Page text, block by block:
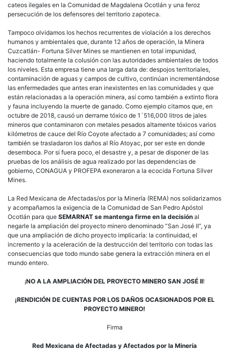
cateos ilegales en la Comunidad de Magdalena Ocotlán y una feroz
persecución de los defensores del territorio zapoteca.
Tampoco olvidamos los hechos recurrentes de violación a los derechos
humanos y ambientales que, durante 12 años de operación, la Minera
Cuzcatlán- Fortuna Silver Mines se mantienen en total impunidad,
haciendo totalmente la colusión con las autoridades ambientales de todos
los niveles. Esta empresa tiene una larga data de: despojos territoriales,
contaminación de aguas y campos de cultivo, continúan incrementándose
las enfermedades que antes eran inexistentes en las comunidades y que
están relacionadas a la operación minera, así como también a extinto flora
y fauna incluyendo la muerte de ganado. Como ejemplo citamos que, en
octubre de 2018, causó un derrame tóxico de 1´516,000 litros de jales
mineros que contaminaron con metales pesados altamente tóxicos varios
kilómetros de cauce del Río Coyote afectado a 7 comunidades; así como
también se trasladaron los daños al Río Atoyac, por ser este en donde
desemboca. Por si fuera poco, el desastre y, a pesar de disponer de las
pruebas de los análisis de agua realizado por las dependencias de
gobierno, CONAGUA y PROFEPA exoneraron a la ecocida Fortuna Silver
Mines.
La Red Mexicana de Afectadas/os por la Minería (REMA) nos solidarizamos
y acompañamos la exigencia de la Comunidad de San Pedro Apóstol
Ocotlán para que SEMARNAT se mantenga firme en la decisión al
negarle la ampliación del proyecto minero denominado “San José II”, ya
que una ampliación de dicho proyecto implicaría: la continuidad, el
incremento y la aceleración de la destrucción del territorio con todas las
consecuencias que todo mundo sabe genera la extracción minera en el
mundo entero.
¡NO A LA AMPLIACIÓN DEL PROYECTO MINERO SAN JOSÉ II!
¡RENDICIÓN DE CUENTAS POR LOS DAÑOS OCASIONADOS POR EL
PROYECTO MINERO!
Firma
Red Mexicana de Afectadas y Afectados por la Minería